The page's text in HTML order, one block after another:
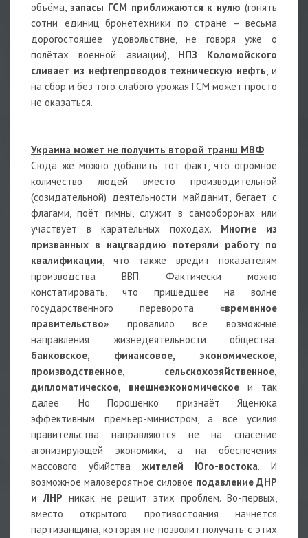
объёма, запасы ГСМ приближаются к нулю (гонять
сотни единиц бронетехники по стране – весьма
дорогостоящее удовольствие, не говоря уже о
полётах военной авиации), НПЗ Коломойского
сливает из нефтепроводов техническую нефть, и
на сбор и без того слабого урожая ГСМ может просто
не оказаться.
Украина может не получить второй транш МВФ
Сюда же можно добавить тот факт, что огромное
количество людей вместо производительной
(созидательной) деятельности майданит, бегает с
флагами, поёт гимны, служит в самооборонах или
участвует в карательных походах. Многие из
призванных в нацгвардию потеряли работу по
квалификации, что также вредит показателям
производства ВВП. Фактически можно
констатировать, что пришедшее на волне
государственного переворота «временное
правительство» провалило все возможные
направления жизнедеятельности общества:
банковское, финансовое, экономическое,
производственное, сельскохозяйственное,
дипломатическое, внешнеэкономическое и так
далее. Но Порошенко признаёт Яценюка
эффективным премьер-министром, а все усилия
правительства направляются не на спасение
агонизирующей экономики, а на обеспечения
массового убийства жителей Юго-востока. И
возможное маловероятное силовое подавление ДНР
и ЛНР никак не решит этих проблем. Во-первых,
вместо открытого противостояния начнётся
партизанщина, которая не позволит получать с этих